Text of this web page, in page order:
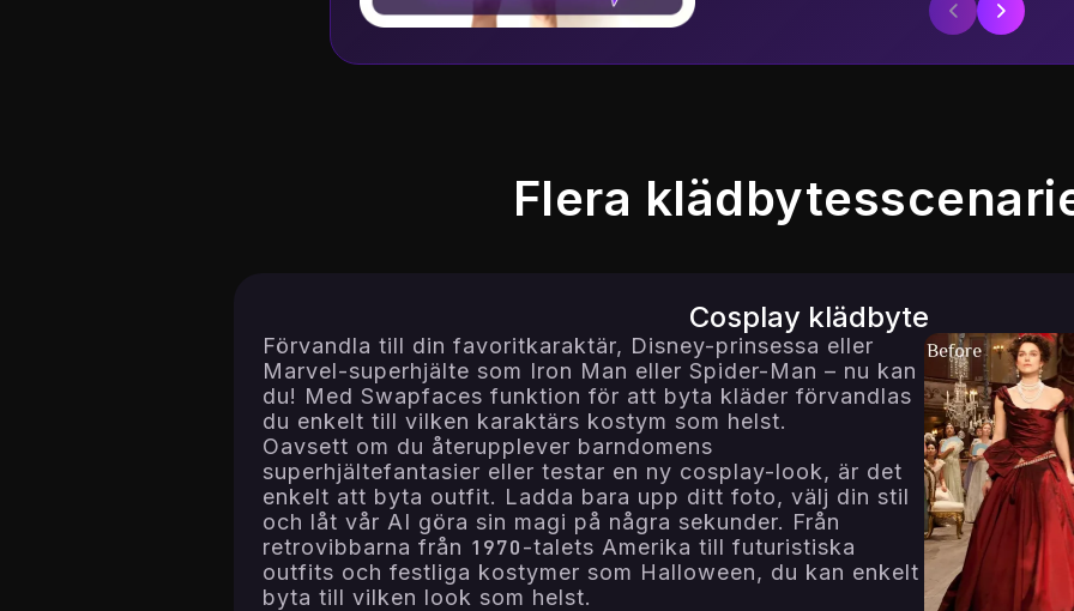
Flera
Cosplay klädbyte
Förvandla till din favoritkaraktär, Disney-prinsessa eller
Marvel-superhjälte som Iron Man eller Spider-Man – nu kan
du! Med Swapfaces funktion för att byta kläder förvandlas
du enkelt till vilken karaktärs kostym som helst.
Oavsett om du återupplever barndomens
superhjältefantasier eller testar en ny cosplay-look, är det
enkelt att byta outfit. Ladda bara upp ditt foto, välj din stil
och låt vår AI göra sin magi på några sekunder. Från
retrovibbarna från 1970-talets Amerika till futuristiska
outfits och festliga kostymer som Halloween, du kan enkelt
byta till vilken look som helst.